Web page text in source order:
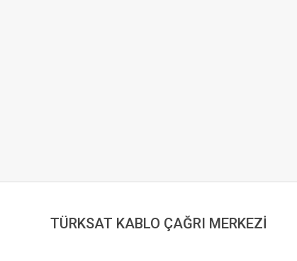
TÜRKSAT KABLO ÇAĞRI MERKEZİ